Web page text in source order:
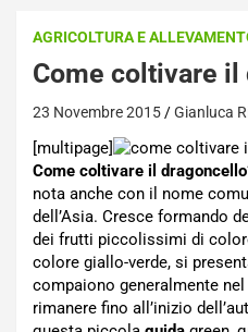
AGRICOLTURA E
Come coltivare
23 Novembre 2015 Gianluca
[multipage]
Come coltivare il dragoncello
nota anche con il nome
dell’Asia. Cresce formando
dei frutti piccolissimi di
colore giallo-verde, si
compaiono generalmente
rimanere fino all’inizio